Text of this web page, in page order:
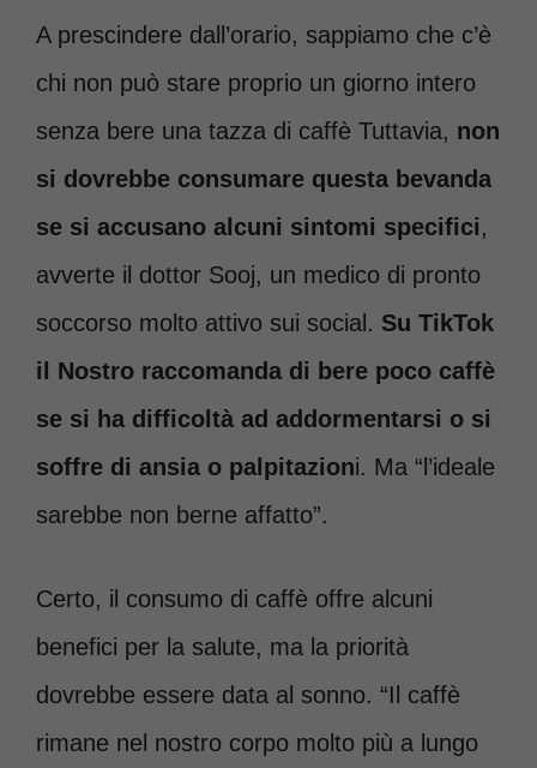
A prescindere dall’orario, sappiamo che c’è
chi non può stare proprio un giorno intero
senza bere una tazza di caffè Tuttavia, non
si dovrebbe consumare questa bevanda
se si accusano alcuni sintomi specifici,
avverte il dottor Sooj, un medico di pronto
soccorso molto attivo sui social. Su TikTok
il Nostro raccomanda di bere poco caffè
se si ha difficoltà ad addormentarsi o si
soffre di ansia o palpitazioni. Ma “l’ideale
sarebbe non berne affatto”.
Certo, il consumo di caffè offre alcuni
benefici per la salute, ma la priorità
dovrebbe essere data al sonno. “Il caffè
rimane nel nostro corpo molto più a lungo